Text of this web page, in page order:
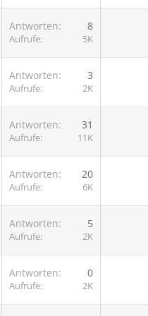
Antworten 8
Aufrufe 5K
Antworten 3
Aufrufe 2K
Antworten 31
Aufrufe 11K
Antworten 20
Aufrufe 6K
Antworten 5
Aufrufe 2K
Antworten 0
Aufrufe 2K